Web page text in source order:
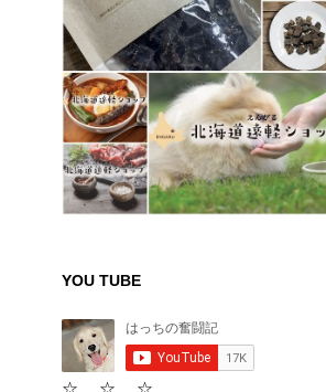
YOU TUBE
☆ ☆ ☆